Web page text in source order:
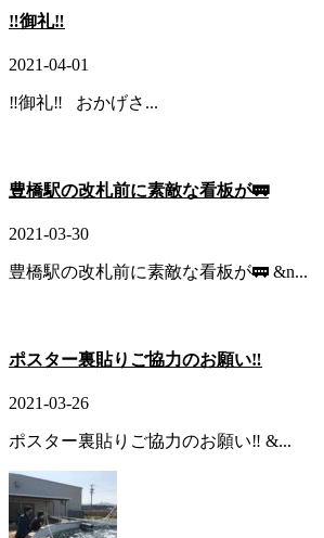
‼️御礼‼️
2021-04-01
‼️御礼‼️ おかげさ...
豊橋駅の改札前に素敵な看板が🚃
2021-03-30
豊橋駅の改札前に素敵な看板が🚃 &n...
ポスター裏貼りご協力のお願い‼️
2021-03-26
ポスター裏貼りご協力のお願い‼️ &...